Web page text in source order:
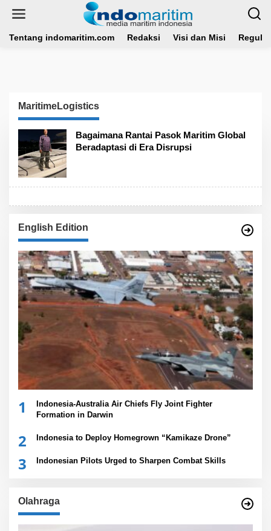
Tentang indomaritim.com Redaksi Visi dan Misi
MaritimeLogistics
Bagaimana Rantai Pasok Maritim Global
Beradaptasi di Era Disrupsi
English Edition
1
Indonesia-Australia Air Chiefs Fly Joint Fighter
Formation in Darwin
2 Indonesia to Deploy Homegrown “Kamikaze Drone”
3 Indonesian Pilots Urged to Sharpen Combat Skills
Olahraga